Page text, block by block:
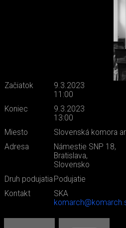
Začiatok
9.3.2023
11:00
Koniec
9.3.2023
13:00
Miesto
Slovenská komora
Adresa
Námestie SNP 18,
Bratislava,
Slovensko
Druh podujatia Podujatie
Kontakt
SKA